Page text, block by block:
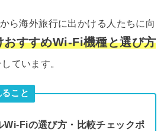
ら海外旅行に出かける人たちに向
おすすめWi-Fi機種と選び方
ています。
こと
Wi-Fiの選び方・比較チェックポ